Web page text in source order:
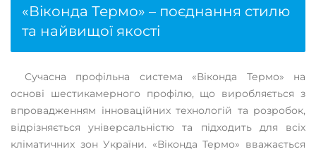
«Віконда Термо» – поєднання стилю
та найвищої якості
Сучасна профільна система «Віконда Термо» на
основі шестикамерного профілю, що виробляється з
впровадженням інноваційних технологій та розробок,
відрізняється універсальністю та підходить для всіх
кліматичних зон України. «Віконда Термо» вважається